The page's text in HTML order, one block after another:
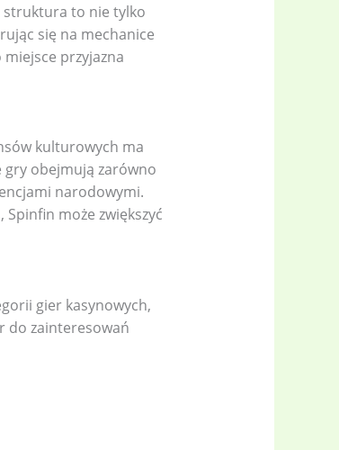
struktura to nie tylko
się na mechanice
przyjazna
kulturowych ma
gry obejmują zarówno
narodowymi.
może zwiększyć
gier kasynowych,
do zainteresowań